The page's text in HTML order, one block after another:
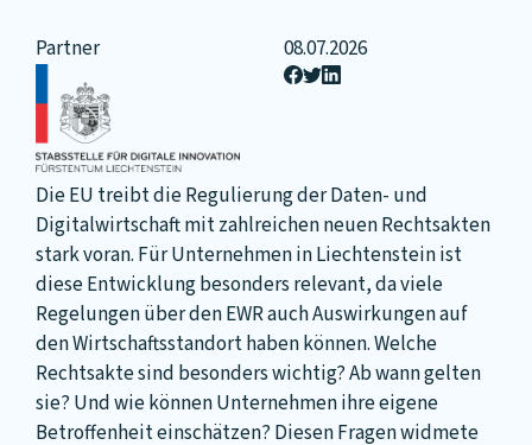
Partner 08.07.2026
Die EU treibt die Regulierung der Daten- und
Digitalwirtschaft mit zahlreichen neuen Rechtsakten
stark voran. Für Unternehmen in Liechtenstein ist
diese Entwicklung besonders relevant, da viele
Regelungen über den EWR auch Auswirkungen auf
den Wirtschaftsstandort haben können. Welche
Rechtsakte sind besonders wichtig? Ab wann gelten
sie? Und wie können Unternehmen ihre eigene
Betroffenheit einschätzen? Diesen Fragen widmete